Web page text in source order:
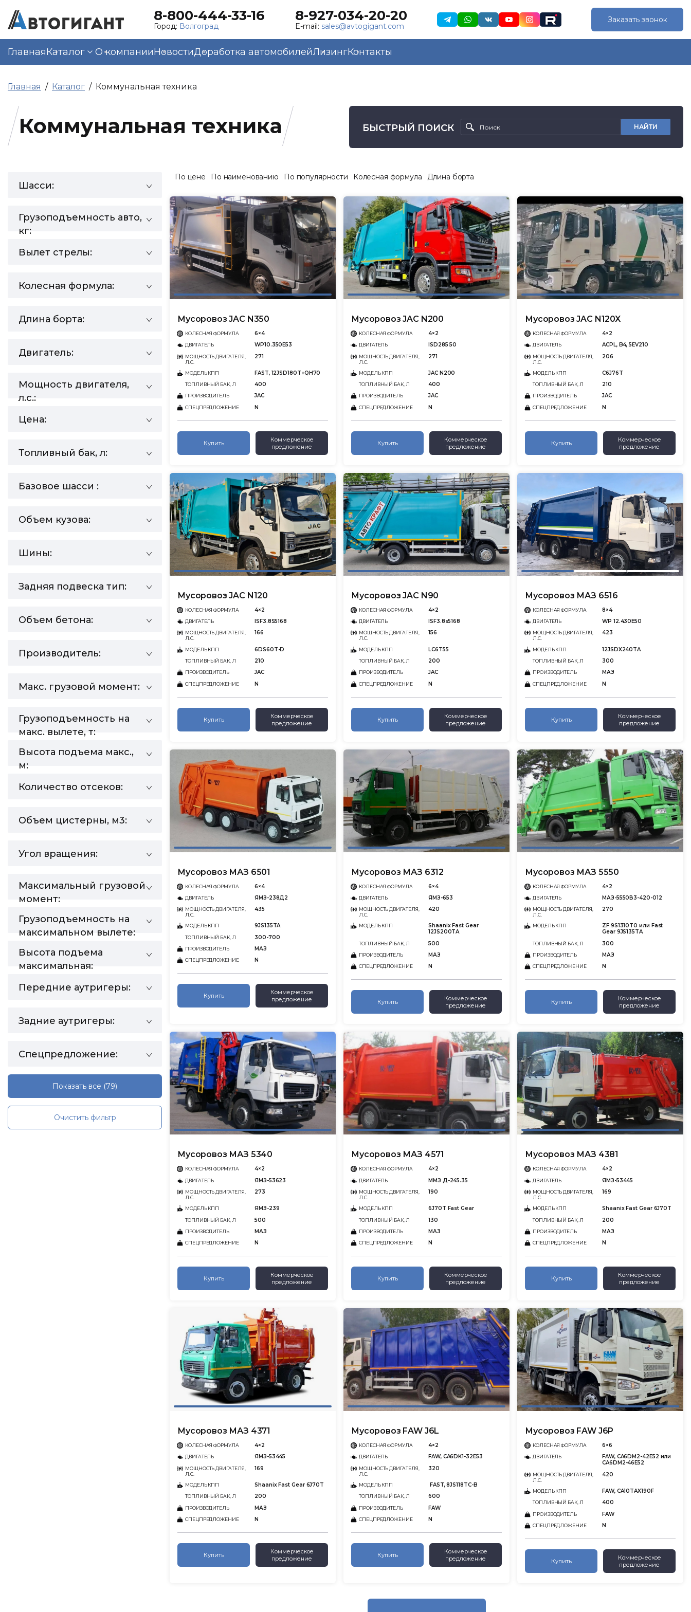
8-800-444-33-16
Город: Волгоград
8-927-034-20-20
E-mail: sales@avtogigant.com
Заказать звонок
ГлавнаяКаталог О компанииНовостиДоработка автомобилейЛизингКонтакты
Главная Каталог Коммунальная техника
Коммунальная техника БЫСТРЫЙ ПОИСК НАЙТИ
Шасси:
Грузоподъемность авто,
кг:
Вылет стрелы:
Колесная формула:
Длина борта:
Двигатель:
Мощность двигателя,
л.с.:
Цена:
Топливный бак, л:
Базовое шасси :
Объем кузова:
Шины:
Задняя подвеска тип:
Объем бетона:
Производитель:
Макс. грузовой момент:
Грузоподъемность на
макс. вылете, т:
Высота подъема макс.,
м:
Количество отсеков:
Объем цистерны, м3:
Угол вращения:
Максимальный грузовой
момент:
Грузоподъемность на
максимальном вылете:
Высота подъема
максимальная:
Передние аутригеры:
Задние аутригеры:
Спецпредложение:
Показать все (79)
Очистить фильтр
По цене По наименованию По популярности Колесная формула Длина борта
Мусоровоз JAC N350
КОЛЕСНАЯ ФОРМУЛА 6×4
ДВИГАТЕЛЬ WP10.350E53
МОЩНОСТЬ ДВИГАТЕЛЯ,
Л.С.
271
МОДЕЛЬ КПП FAST, 12JSD180T+QH70
ТОПЛИВНЫЙ БАК, Л 400
ПРОИЗВОДИТЕЛЬ JAC
СПЕЦПРЕДЛОЖЕНИЕ N
Купить
Коммерческое
предложение
Мусоровоз JAC N200
КОЛЕСНАЯ ФОРМУЛА 4×2
ДВИГАТЕЛЬ ISD285 50
МОЩНОСТЬ ДВИГАТЕЛЯ,
Л.С.
271
МОДЕЛЬ КПП JAC N200
ТОПЛИВНЫЙ БАК, Л 400
ПРОИЗВОДИТЕЛЬ JAC
СПЕЦПРЕДЛОЖЕНИЕ N
Купить
Коммерческое
предложение
Мусоровоз JAC N120X
КОЛЕСНАЯ ФОРМУЛА 4×2
ДВИГАТЕЛЬ ACPL, B4, 5EV210
МОЩНОСТЬ ДВИГАТЕЛЯ,
Л.С.
206
МОДЕЛЬ КПП C6J76T
ТОПЛИВНЫЙ БАК, Л 210
ПРОИЗВОДИТЕЛЬ JAC
СПЕЦПРЕДЛОЖЕНИЕ N
Купить
Коммерческое
предложение
Мусоровоз JAC N120
КОЛЕСНАЯ ФОРМУЛА 4×2
ДВИГАТЕЛЬ ISF3.8S5168
МОЩНОСТЬ ДВИГАТЕЛЯ,
Л.С.
166
МОДЕЛЬ КПП 6DS60T-D
ТОПЛИВНЫЙ БАК, Л 210
ПРОИЗВОДИТЕЛЬ JAC
СПЕЦПРЕДЛОЖЕНИЕ N
Купить
Коммерческое
предложение
Мусоровоз JAC N90
КОЛЕСНАЯ ФОРМУЛА 4×2
ДВИГАТЕЛЬ ISF3.8s5168
МОЩНОСТЬ ДВИГАТЕЛЯ,
Л.С.
156
МОДЕЛЬ КПП LC6T55
ТОПЛИВНЫЙ БАК, Л 200
ПРОИЗВОДИТЕЛЬ JAC
СПЕЦПРЕДЛОЖЕНИЕ N
Купить
Коммерческое
предложение
Мусоровоз МАЗ 6516
КОЛЕСНАЯ ФОРМУЛА 8×4
ДВИГАТЕЛЬ WP 12.430Е50
МОЩНОСТЬ ДВИГАТЕЛЯ,
Л.С.
423
МОДЕЛЬ КПП 12JSDX240TA
ТОПЛИВНЫЙ БАК, Л 300
ПРОИЗВОДИТЕЛЬ МАЗ
СПЕЦПРЕДЛОЖЕНИЕ N
Купить
Коммерческое
предложение
Мусоровоз МАЗ 6501
КОЛЕСНАЯ ФОРМУЛА 6×4
ДВИГАТЕЛЬ ЯМЗ-238Д2
МОЩНОСТЬ ДВИГАТЕЛЯ,
Л.С.
435
МОДЕЛЬ КПП 9JS135TA
ТОПЛИВНЫЙ БАК, Л 300-700
ПРОИЗВОДИТЕЛЬ МАЗ
СПЕЦПРЕДЛОЖЕНИЕ N
Купить
Коммерческое
предложение
Мусоровоз МАЗ 6312
КОЛЕСНАЯ ФОРМУЛА 6×4
ДВИГАТЕЛЬ ЯМЗ-653
МОЩНОСТЬ ДВИГАТЕЛЯ,
Л.С.
420
МОДЕЛЬ КПП
Shaanix Fast Gear
12JS200TA
ТОПЛИВНЫЙ БАК, Л 500
ПРОИЗВОДИТЕЛЬ МАЗ
СПЕЦПРЕДЛОЖЕНИЕ N
Купить
Коммерческое
предложение
Мусоровоз МАЗ 5550
КОЛЕСНАЯ ФОРМУЛА 4×2
ДВИГАТЕЛЬ МАЗ-5550В3-420-012
МОЩНОСТЬ ДВИГАТЕЛЯ,
Л.С.
270
МОДЕЛЬ КПП
ZF 9S1310T0 или Fast
Gear 9JS135TA
ТОПЛИВНЫЙ БАК, Л 300
ПРОИЗВОДИТЕЛЬ МАЗ
СПЕЦПРЕДЛОЖЕНИЕ N
Купить
Коммерческое
предложение
Мусоровоз МАЗ 5340
КОЛЕСНАЯ ФОРМУЛА 4×2
ДВИГАТЕЛЬ ЯМЗ-53623
МОЩНОСТЬ ДВИГАТЕЛЯ,
Л.С.
273
МОДЕЛЬ КПП ЯМЗ-239
ТОПЛИВНЫЙ БАК, Л 500
ПРОИЗВОДИТЕЛЬ МАЗ
СПЕЦПРЕДЛОЖЕНИЕ N
Купить
Коммерческое
предложение
Мусоровоз МАЗ 4571
КОЛЕСНАЯ ФОРМУЛА 4×2
ДВИГАТЕЛЬ ММЗ Д-245.35
МОЩНОСТЬ ДВИГАТЕЛЯ,
Л.С.
190
МОДЕЛЬ КПП 6J70T Fast Gear
ТОПЛИВНЫЙ БАК, Л 130
ПРОИЗВОДИТЕЛЬ МАЗ
СПЕЦПРЕДЛОЖЕНИЕ N
Купить
Коммерческое
предложение
Мусоровоз МАЗ 4381
КОЛЕСНАЯ ФОРМУЛА 4×2
ДВИГАТЕЛЬ ЯМЗ-53445
МОЩНОСТЬ ДВИГАТЕЛЯ,
Л.С.
169
МОДЕЛЬ КПП Shaanix Fast Gear 6J70T
ТОПЛИВНЫЙ БАК, Л 200
ПРОИЗВОДИТЕЛЬ МАЗ
СПЕЦПРЕДЛОЖЕНИЕ N
Купить
Коммерческое
предложение
Мусоровоз МАЗ 4371
КОЛЕСНАЯ ФОРМУЛА 4×2
ДВИГАТЕЛЬ ЯМЗ-53445
МОЩНОСТЬ ДВИГАТЕЛЯ,
Л.С.
169
МОДЕЛЬ КПП Shaanix Fast Gear 6J70T
ТОПЛИВНЫЙ БАК, Л 200
ПРОИЗВОДИТЕЛЬ МАЗ
СПЕЦПРЕДЛОЖЕНИЕ N
Купить
Коммерческое
предложение
Мусоровоз FAW J6L
КОЛЕСНАЯ ФОРМУЛА 4×2
ДВИГАТЕЛЬ FAW, CA6DK1-32E53
МОЩНОСТЬ ДВИГАТЕЛЯ,
Л.С.
320
МОДЕЛЬ КПП FAST, 8JS118TC-B
ТОПЛИВНЫЙ БАК, Л 600
ПРОИЗВОДИТЕЛЬ FAW
СПЕЦПРЕДЛОЖЕНИЕ N
Купить
Коммерческое
предложение
Мусоровоз FAW J6P
КОЛЕСНАЯ ФОРМУЛА 6×6
ДВИГАТЕЛЬ
FAW, CA6DM2-42E52 или
CA6DM2-46E52
МОЩНОСТЬ ДВИГАТЕЛЯ,
Л.С.
420
МОДЕЛЬ КПП FAW, CA10TAX190F
ТОПЛИВНЫЙ БАК, Л 400
ПРОИЗВОДИТЕЛЬ FAW
СПЕЦПРЕДЛОЖЕНИЕ N
Купить
Коммерческое
предложение